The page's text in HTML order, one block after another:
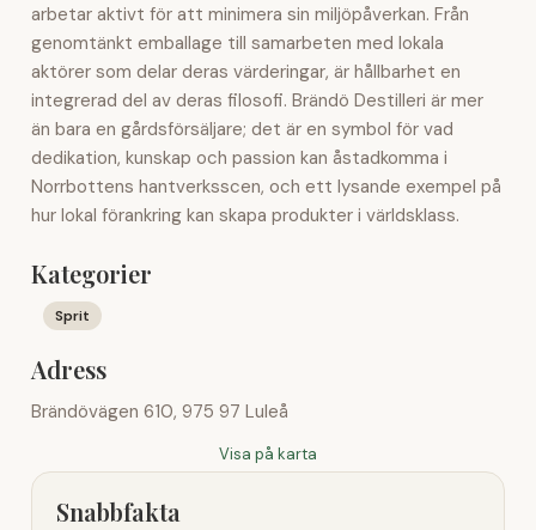
arbetar aktivt för att minimera sin miljöpåverkan. Från
genomtänkt emballage till samarbeten med lokala
aktörer som delar deras värderingar, är hållbarhet en
integrerad del av deras filosofi. Brändö Destilleri är mer
än bara en gårdsförsäljare; det är en symbol för vad
dedikation, kunskap och passion kan åstadkomma i
Norrbottens hantverksscen, och ett lysande exempel på
hur lokal förankring kan skapa produkter i världsklass.
Kategorier
Sprit
Adress
Brändövägen 610, 975 97 Luleå
Visa på karta
Snabbfakta